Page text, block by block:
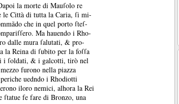
la morte di Mauſolo re
le Città di tutta la Caria, ſi mi-
che in quel porto ſteſ-
Ma hauendo i Rho-
dalle mura ſalutati, & pro-
la Reina di ſubito per la foſſa
i ſoldati, & i galcotti, tirò nel
furono nella piazza
uedndo i Rhodiotti
iloro nemici, alhora la Rei
fe fare di Bronzo, una